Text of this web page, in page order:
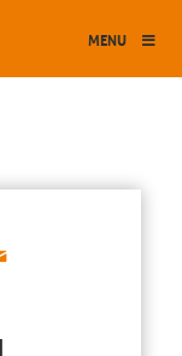
MENU